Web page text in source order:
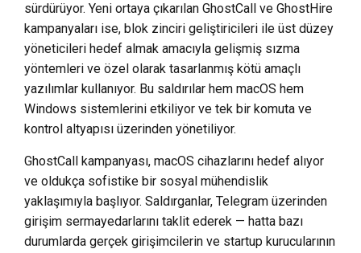
sürdürüyor. Yeni ortaya çıkarılan GhostCall ve GhostHire
kampanyaları ise, blok zinciri geliştiricileri ile üst düzey
yöneticileri hedef almak amacıyla gelişmiş sızma
yöntemleri ve özel olarak tasarlanmış kötü amaçlı
yazılımlar kullanıyor. Bu saldırılar hem macOS hem
Windows sistemlerini etkiliyor ve tek bir komuta ve
kontrol altyapısı üzerinden yönetiliyor.
GhostCall kampanyası, macOS cihazlarını hedef alıyor
ve oldukça sofistike bir sosyal mühendislik
yaklaşımıyla başlıyor. Saldırganlar, Telegram üzerinden
girişim sermayedarlarını taklit ederek — hatta bazı
durumlarda gerçek girişimcilerin ve startup kurucularının